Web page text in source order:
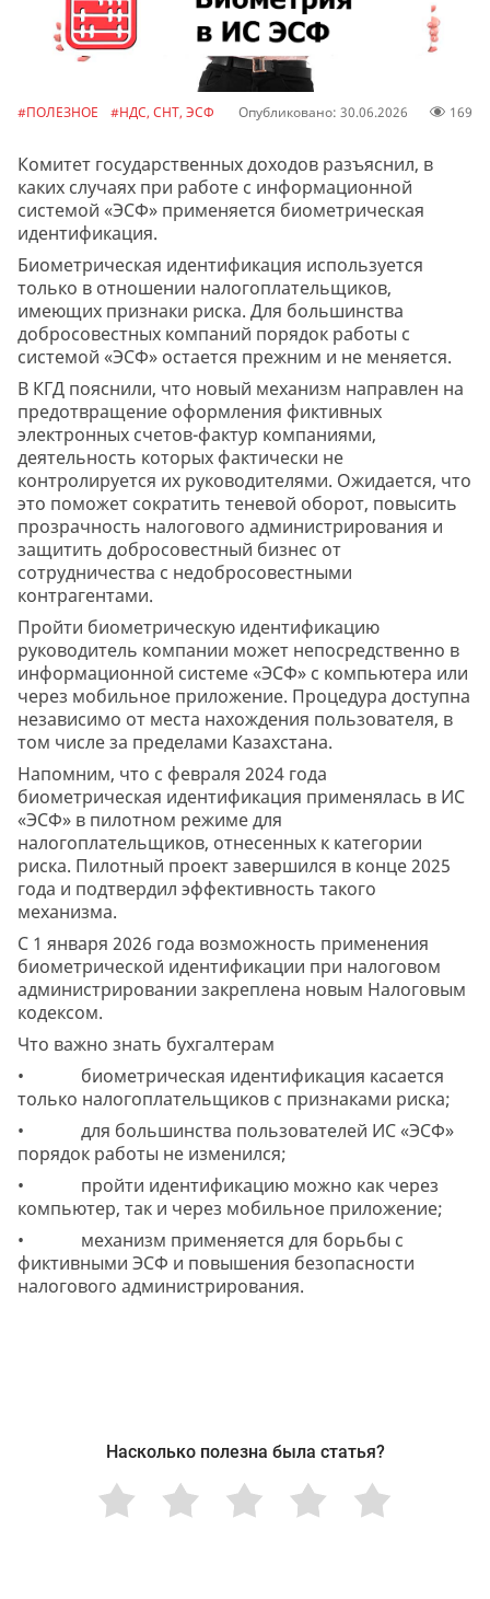
#ПОЛЕЗНОЕ #НДС, СНТ, ЭСФ Опубликовано: 30.06.2026 169
Комитет государственных доходов разъяснил, в
каких случаях при работе с информационной
системой «ЭСФ» применяется биометрическая
идентификация.
Биометрическая идентификация используется
только в отношении налогоплательщиков,
имеющих признаки риска. Для большинства
добросовестных компаний порядок работы с
системой «ЭСФ» остается прежним и не меняется.
В КГД пояснили, что новый механизм направлен на
предотвращение оформления фиктивных
электронных счетов-фактур компаниями,
деятельность которых фактически не
контролируется их руководителями. Ожидается, что
это поможет сократить теневой оборот, повысить
прозрачность налогового администрирования и
защитить добросовестный бизнес от
сотрудничества с недобросовестными
контрагентами.
Пройти биометрическую идентификацию
руководитель компании может непосредственно в
информационной системе «ЭСФ» с компьютера или
через мобильное приложение. Процедура доступна
независимо от места нахождения пользователя, в
том числе за пределами Казахстана.
Напомним, что с февраля 2024 года
биометрическая идентификация применялась в ИС
«ЭСФ» в пилотном режиме для
налогоплательщиков, отнесенных к категории
риска. Пилотный проект завершился в конце 2025
года и подтвердил эффективность такого
механизма.
С 1 января 2026 года возможность применения
биометрической идентификации при налоговом
администрировании закреплена новым Налоговым
кодексом.
Что важно знать бухгалтерам
• биометрическая идентификация касается
только налогоплательщиков с признаками риска;
• для большинства пользователей ИС «ЭСФ»
порядок работы не изменился;
• пройти идентификацию можно как через
компьютер, так и через мобильное приложение;
• механизм применяется для борьбы с
фиктивными ЭСФ и повышения безопасности
налогового администрирования.
Насколько полезна была статья?